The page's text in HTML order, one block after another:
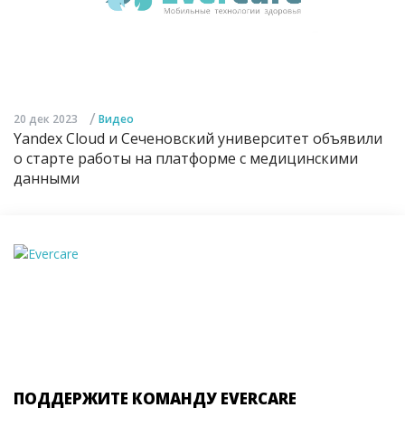
20 дек 2023 / Видео
Yandex Cloud и Сеченовский университет объявили
о старте работы на платформе с медицинскими
данными
ПОДДЕРЖИТЕ КОМАНДУ EVERCARE